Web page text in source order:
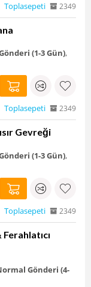
Toplasepeti 2349
Gönderi (1-3 Gün),
Toplasepeti 2349
Gevreği
Gönderi (1-3 Gün),
Toplasepeti 2349
Gönderi (4-